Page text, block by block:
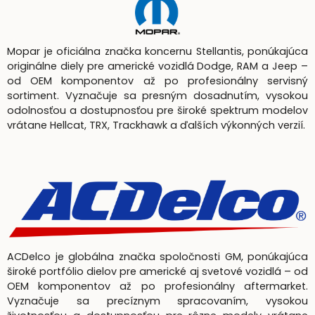
Mopar je oficiálna značka koncernu Stellantis, ponúkajúca
originálne diely pre americké vozidlá Dodge, RAM a Jeep –
od OEM komponentov až po profesionálny servisný
sortiment. Vyznačuje sa presným dosadnutím, vysokou
odolnosťou a dostupnosťou pre široké spektrum modelov
vrátane Hellcat, TRX, Trackhawk a ďalších výkonných verzií.
ACDelco je globálna značka spoločnosti GM, ponúkajúca
široké portfólio dielov pre americké aj svetové vozidlá – od
OEM komponentov až po profesionálny aftermarket.
Vyznačuje sa precíznym spracovaním, vysokou